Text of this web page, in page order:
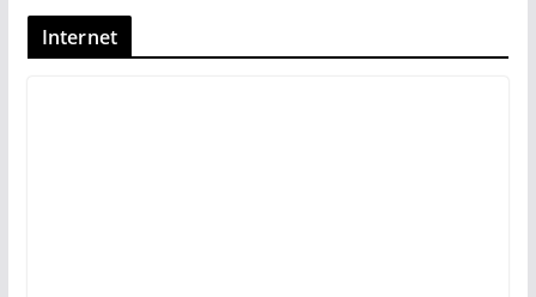
Internet